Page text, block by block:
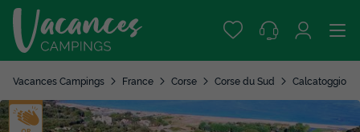
Vacances Campings France Corse Corse du Sud Calcatoggio